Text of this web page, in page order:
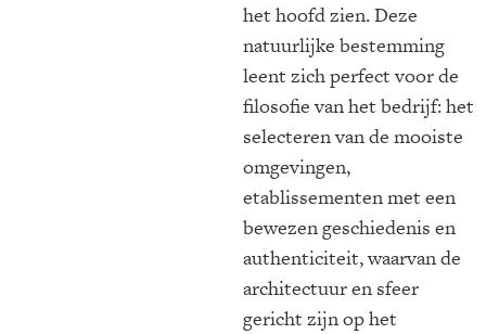
het hoofd zien. Deze
natuurlijke bestemming
leent zich perfect voor de
filosofie van het bedrijf: het
selecteren van de mooiste
omgevingen,
etablissementen met een
bewezen geschiedenis en
authenticiteit, waarvan de
architectuur en sfeer
gericht zijn op het